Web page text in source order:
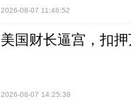
2026-08-07 11:46:52
美国财长逼宫，扣
2026-08-07 14:25:38